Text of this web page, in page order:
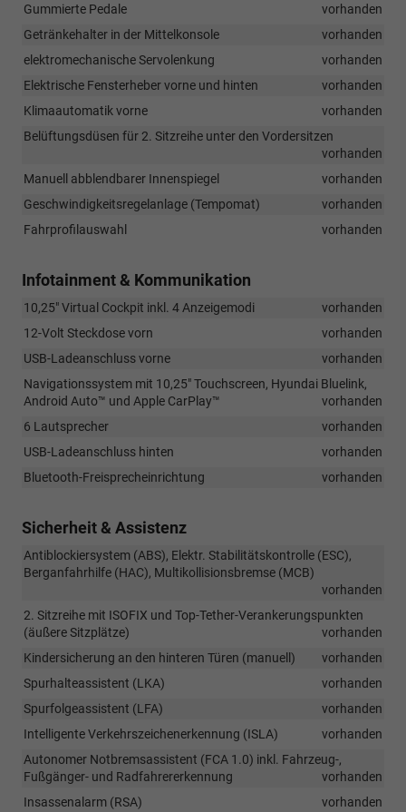
Gummierte Pedale
vorhanden
Getränkehalter in der Mittelkonsole
vorhanden
elektromechanische Servolenkung
vorhanden
Elektrische Fensterheber vorne und hinten
vorhanden
Klimaautomatik vorne
vorhanden
Belüftungsdüsen für 2. Sitzreihe unter den Vordersitzen
vorhanden
Manuell abblendbarer Innenspiegel
vorhanden
Geschwindigkeitsregelanlage (Tempomat)
vorhanden
Fahrprofilauswahl
vorhanden
Infotainment & Kommunikation
10,25" Virtual Cockpit inkl. 4 Anzeigemodi
vorhanden
12-Volt Steckdose vorn
vorhanden
USB-Ladeanschluss vorne
vorhanden
Navigationssystem mit 10,25" Touchscreen, Hyundai Bluelink,
Android Auto™ und Apple CarPlay™
vorhanden
6 Lautsprecher
vorhanden
USB-Ladeanschluss hinten
vorhanden
Bluetooth-Freisprecheinrichtung
vorhanden
Sicherheit & Assistenz
Antiblockiersystem (ABS), Elektr. Stabilitätskontrolle (ESC),
Berganfahrhilfe (HAC), Multikollisionsbremse (MCB)
vorhanden
2. Sitzreihe mit ISOFIX und Top-Tether-Verankerungspunkten
(äußere Sitzplätze)
vorhanden
Kindersicherung an den hinteren Türen (manuell)
vorhanden
Spurhalteassistent (LKA)
vorhanden
Spurfolgeassistent (LFA)
vorhanden
Intelligente Verkehrszeichenerkennung (ISLA)
vorhanden
Autonomer Notbremsassistent (FCA 1.0) inkl. Fahrzeug-,
Fußgänger- und Radfahrererkennung
vorhanden
Insassenalarm (RSA)
vorhanden